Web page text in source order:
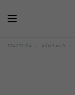
STARTSIDA ARMBAND